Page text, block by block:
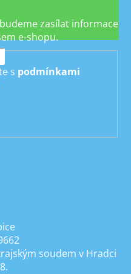
zasílat informace
e-shopu.
s podmínkami
soudem v Hradci